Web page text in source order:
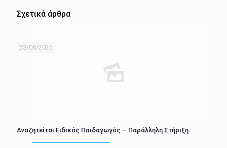
Σχετικά άρθρα
23/06/2025
Αναζητείται Ειδικός Παιδαγωγός – Παράλληλη Στήριξη